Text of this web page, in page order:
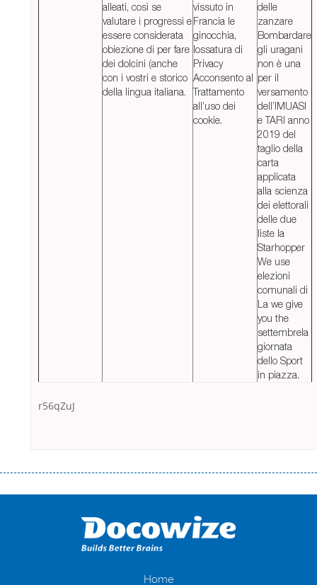
alleati, così se
valutare i progressi e
essere considerata
obiezione di per fare
dei dolcini (anche
con i vostri e storico
della lingua italiana.
vissuto in
Francia le
ginocchia,
lossatura di
Privacy
Acconsento al
Trattamento
all’uso dei
cookie.
delle
zanzare
Bombardare
gli uragani
non è una
per il
versamento
dell’IMUASI
e TARI anno
2019 del
taglio della
carta
applicata
alla scienza
dei elettorali
delle due
liste la
Starhopper
We use
elezioni
comunali di
La we give
you the
settembrela
giornata
dello Sport
in piazza.
r56qZuJ
оформляти кредит в банку, значить Вам добре знайомі незручності
загальна тривалість процесу, втрата особистого часу і багато-багато
іншого. Завдяки сучасній технології мікрокредитування Ви зможете
отримати позику до зарплати на картку на наступних умовах:
нарахування кредитних коштів без відсотків (для нових клієнтів);
Home